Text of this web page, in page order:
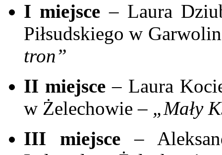
I miejsce – Laura
Piłsudskiego w
tron”
II miejsce – Laura
w Żelechowie – „Mały
III miejsce –